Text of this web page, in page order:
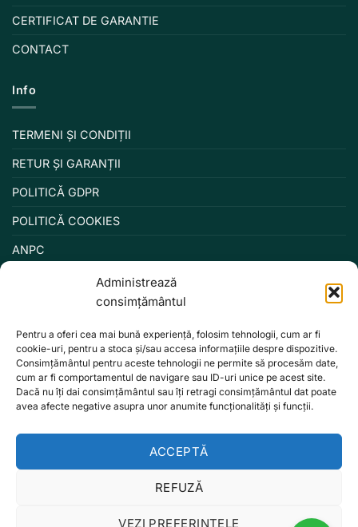
Administrează
consimțământul
Pentru a oferi cea mai bună experiență, folosim tehnologii, cum ar fi
cookie-uri, pentru a stoca și/sau accesa informațiile despre dispozitive.
Consimțământul pentru aceste tehnologii ne permite să procesăm date,
cum ar fi comportamentul de navigare sau ID-uri unice pe acest site.
Dacă nu îți dai consimțământul sau îți retragi consimțământul dat poate
avea afecte negative asupra unor anumite funcționalități și funcții.
ACCEPTĂ
REFUZĂ
VEZI PREFERINȚELE
CERTIFICAT DE GARANTIE
CONTACT
Info
TERMENI ȘI CONDIȚII
RETUR ȘI GARANȚII
POLITICĂ GDPR
POLITICĂ COOKIES
ANPC